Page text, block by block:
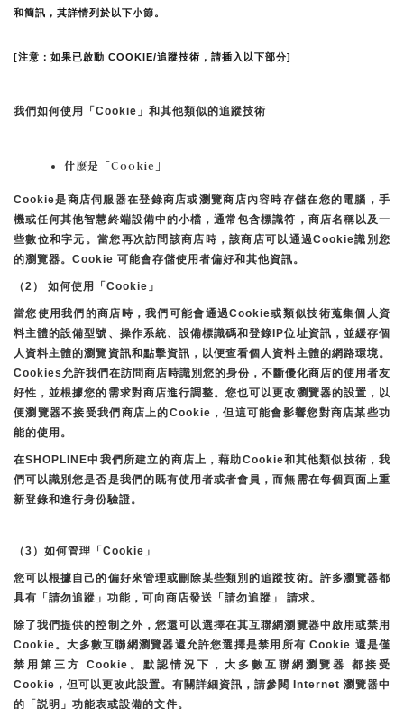
和簡訊，其詳情列於以下小節。
[注意：如果已啟動 COOKIE/追蹤技術，請插入以下部分]
我們如何使用「Cookie」和其他類似的追蹤技術
什麼是「Cookie」
Cookie是商店伺服器在登錄商店或瀏覽商店內容時存儲在您的電腦，手
機或任何其他智慧終端設備中的小檔，通常包含標識符，商店名稱以及一
些數位和字元。當您再次訪問該商店時，該商店可以通過Cookie識別您
的瀏覽器。Cookie 可能會存儲使用者偏好和其他資訊。
（2） 如何使用「Cookie」
當您使用我們的商店時，我們可能會通過Cookie或類似技術蒐集個人資
料主體的設備型號、操作系統、設備標識碼和登錄IP位址資訊，並緩存個
人資料主體的瀏覽資訊和點擊資訊，以便查看個人資料主體的網路環境。
Cookies允許我們在訪問商店時識別您的身份，不斷優化商店的使用者友
好性，並根據您的需求對商店進行調整。您也可以更改瀏覽器的設置，以
便瀏覽器不接受我們商店上的Cookie，但這可能會影響您對商店某些功
能的使用。
在SHOPLINE中我們所建立的商店上，藉助Cookie和其他類似技術，我
們可以識別您是否是我們的既有使用者或者會員，而無需在每個頁面上重
新登錄和進行身份驗證。
（3）如何管理「Cookie」
您可以根據自己的偏好來管理或刪除某些類別的追蹤技術。許多瀏覽器都
具有「請勿追蹤」功能，可向商店發送「請勿追蹤」 請求。
除了我們提供的控制之外，您還可以選擇在其互聯網瀏覽器中啟用或禁用
Cookie。大多數互聯網瀏覽器還允許您選擇是禁用所有 Cookie 還是僅
禁用第三方 Cookie。默認情況下，大多數互聯網瀏覽器 都接受
Cookie，但可以更改此設置。有關詳細資訊，請參閱 Internet 瀏覽器中
的「説明」功能表或設備的文件。